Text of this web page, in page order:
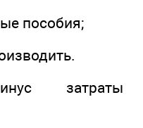
пособия;
затраты